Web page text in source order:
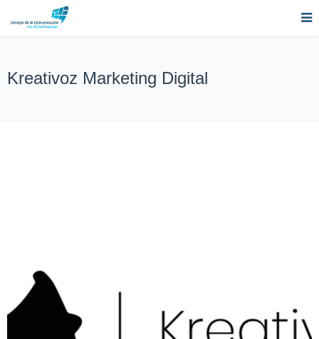
Kreativoz Marketing Digital